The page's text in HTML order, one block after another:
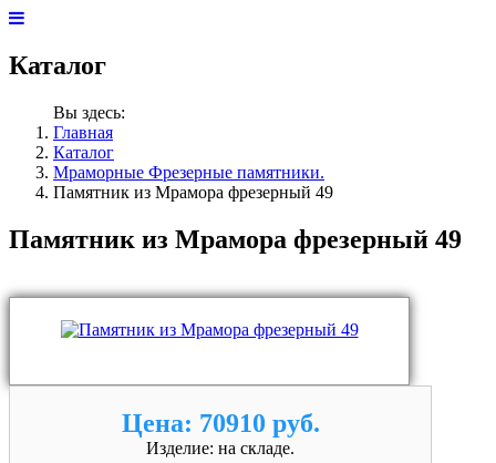
Каталог
Вы здесь:
Главная
Каталог
Мраморные Фрезерные памятники.
Памятник из Мрамора фрезерный 49
Памятник из Мрамора фрезерный 49
Цена: 70910 руб.
Изделие: на складе.